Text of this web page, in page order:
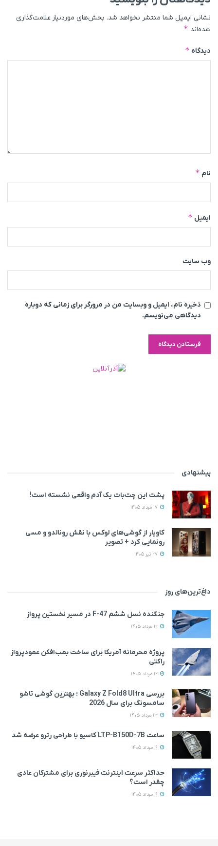
نشانی ایمیل شما منتشر نخواهد شد. بخش‌های موردنیاز علامت‌گذاری
شده‌اند *
دیدگاه *
نام *
ایمیل *
وب‌ سایت
ذخیره نام، ایمیل و وبسایت من در مرورگر برای زمانی که دوباره
دیدگاهی می‌نویسم.
پیشنهادی
پشت این چت‌بات یک آدم واقعی نشسته است!
کاویار از گوشی‌های لوکس با نقش رونالدو و مسی
رونمایی کرد + تصویر
داغ‌ترین‌های روز
جنگنده نسل ششم F-47 در مسیر نخستین پرواز
پروژه محرمانه آمریکا برای ساخت بمب‌افکن عمودپرواز
راکتی
بررسی Galaxy Z Fold8 Ultra ؛ بهترین گوشی تاشو
سامسونگ برای سال 2026
ساعت LTP-B150D-7B کاسیو با طراحی رترو عرضه شد
حداکثر سرعت اینترنت فیبرنوری برای مشترکان عادی
چقدر است؟